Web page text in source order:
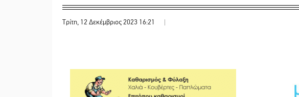
Τρίτη, 12 Δεκέμβριος 2023 16:21 |